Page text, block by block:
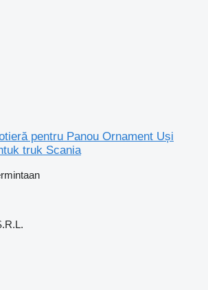
pentru Panou Ornament Uși
truk Scania